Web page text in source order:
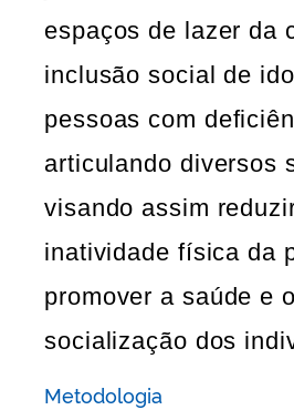
espaços de lazer da
inclusão social de
pessoas com
articulando diversos
visando assim
inatividade física da
promover a saúde e
socialização dos
Metodologia